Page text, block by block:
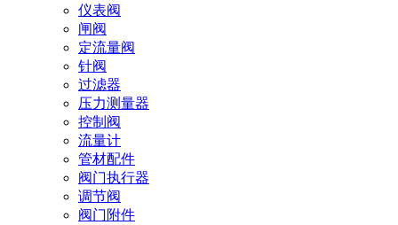
仪表阀
闸阀
定流量阀
针阀
过滤器
压力测量器
控制阀
流量计
管材配件
阀门执行器
调节阀
阀门附件